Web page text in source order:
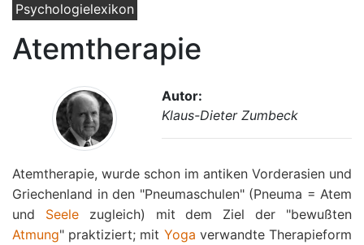
Psychologielexikon
Atemtherapie
Autor:
Klaus-Dieter Zumbeck
Atemtherapie, wurde schon im antiken Vorderasien und
Griechenland in den "Pneumaschulen" (Pneuma = Atem
und Seelezugleich) mit dem Ziel der "bewußten
Atmung" praktiziert; mit Yoga verwandte Therapieform